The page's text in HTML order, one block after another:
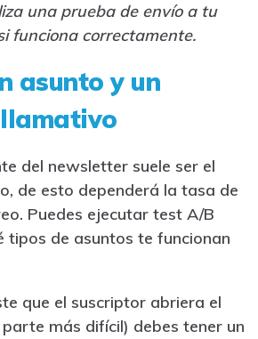
una prueba de envío a tu
funciona correctamente.
asunto y un
del newsletter suele ser el
de esto dependerá la tasa de
Puedes ejecutar test A/B
tipos de asuntos te funcionan
que el suscriptor abriera el
más difícil) debes tener un